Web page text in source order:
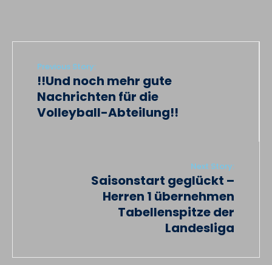
Previous Story:
!!Und noch mehr gute
Nachrichten für die
Volleyball-Abteilung!!
Next Story:
Saisonstart geglückt –
Herren 1 übernehmen
Tabellenspitze der
Landesliga